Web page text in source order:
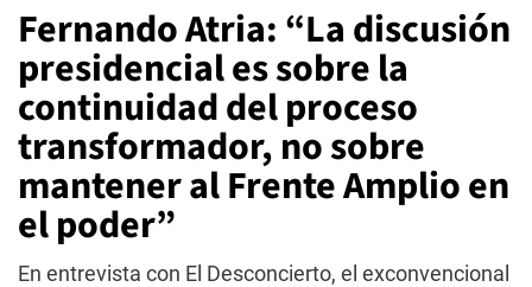
Fernando Atria: “La discusión
presidencial es sobre la
continuidad del proceso
transformador, no sobre
mantener al Frente Amplio en
el poder”
En entrevista con El Desconcierto, el exconvencional